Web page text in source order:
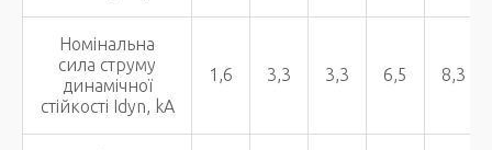
Номінальна
сила струму
динамічної
стійкості Idyn, kA
1,6 3,3 3,3 6,5 8,3